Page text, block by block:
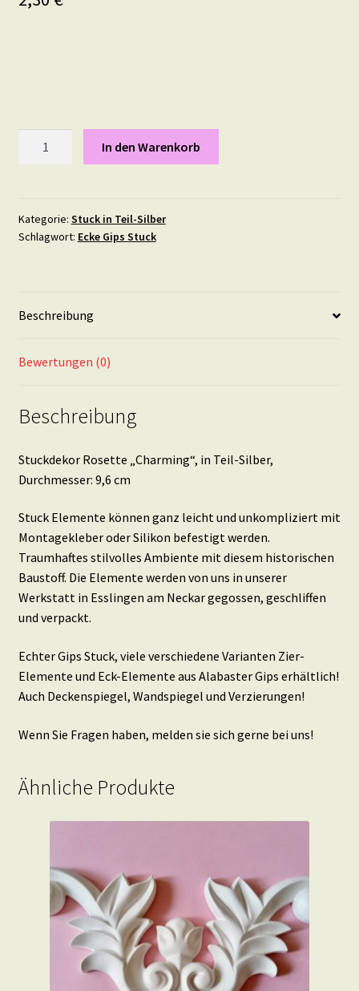
Teil-
Silber,
Menge
In den Warenkorb
Kategorie: Stuck in Teil-Silber
Schlagwort: Ecke Gips Stuck
Beschreibung
Bewertungen (0)
Beschreibung
Stuckdekor Rosette „Charming“, in Teil-Silber,
Durchmesser: 9,6 cm
Stuck Elemente können ganz leicht und unkompliziert mit
Montagekleber oder Silikon befestigt werden.
Traumhaftes stilvolles Ambiente mit diesem historischen
Baustoff. Die Elemente werden von uns in unserer
Werkstatt in Esslingen am Neckar gegossen, geschliffen
und verpackt.
Echter Gips Stuck, viele verschiedene Varianten Zier-
Elemente und Eck-Elemente aus Alabaster Gips erhältlich!
Auch Deckenspiegel, Wandspiegel und Verzierungen!
Wenn Sie Fragen haben, melden sie sich gerne bei uns!
Ähnliche Produkte